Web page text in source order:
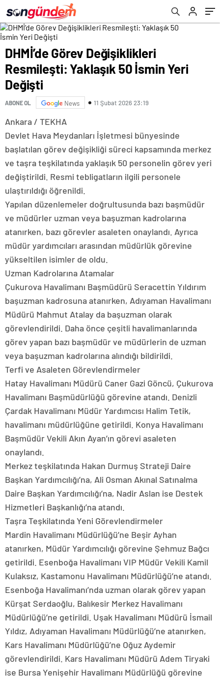
DHMİ’de Görev Değişiklikleri
Resmileşti: Yaklaşık 50 İsmin Yeri
Değişti
ABONE OL News 11 Şubat 2026 23:19
Ankara / TEKHA
Devlet Hava Meydanları İşletmesi bünyesinde
başlatılan görev değişikliği süreci kapsamında merkez
ve taşra teşkilatında yaklaşık 50 personelin görev yeri
değiştirildi. Resmi tebligatların ilgili personele
ulaştırıldığı öğrenildi.
Yapılan düzenlemeler doğrultusunda bazı başmüdür
ve müdürler uzman veya başuzman kadrolarına
atanırken, bazı görevler asaleten onaylandı. Ayrıca
müdür yardımcıları arasından müdürlük görevine
yükseltilen isimler de oldu.
Uzman Kadrolarına Atamalar
Çukurova Havalimanı Başmüdürü Seracettin Yıldırım
başuzman kadrosuna atanırken, Adıyaman Havalimanı
Müdürü Mahmut Atalay da başuzman olarak
görevlendirildi. Daha önce çeşitli havalimanlarında
görev yapan bazı başmüdür ve müdürlerin de uzman
veya başuzman kadrolarına alındığı bildirildi.
Terfi ve Asaleten Görevlendirmeler
Hatay Havalimanı Müdürü Caner Gazi Göncü, Çukurova
Havalimanı Başmüdürlüğü görevine atandı. Denizli
Çardak Havalimanı Müdür Yardımcısı Halim Tetik,
havalimanı müdürlüğüne getirildi. Konya Havalimanı
Başmüdür Vekili Akın Ayan’ın görevi asaleten
onaylandı.
Merkez teşkilatında Hakan Durmuş Strateji Daire
Başkan Yardımcılığı’na, Ali Osman Akınal Satınalma
Daire Başkan Yardımcılığı’na, Nadir Aslan ise Destek
Hizmetleri Başkanlığı’na atandı.
Taşra Teşkilatında Yeni Görevlendirmeler
Mardin Havalimanı Müdürlüğü’ne Beşir Ayhan
atanırken, Müdür Yardımcılığı görevine Şehmuz Bağcı
getirildi. Esenboğa Havalimanı VIP Müdür Vekili Kamil
Kulaksız, Kastamonu Havalimanı Müdürlüğü’ne atandı.
Esenboğa Havalimanı’nda uzman olarak görev yapan
Kürşat Serdaoğlu, Balıkesir Merkez Havalimanı
Müdürlüğü’ne getirildi. Uşak Havalimanı Müdürü İsmail
Yıldız, Adıyaman Havalimanı Müdürlüğü’ne atanırken,
Kars Havalimanı Müdürlüğü’ne Oğuz Aydemir
görevlendirildi. Kars Havalimanı Müdürü Adem Tiryaki
ise Bursa Yenişehir Havalimanı Müdürlüğü görevine